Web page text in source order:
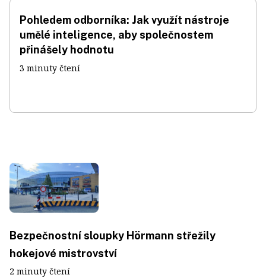
Pohledem odborníka: Jak využít nástroje
umělé inteligence, aby společnostem
přinášely hodnotu
3 minuty čtení
Bezpečnostní sloupky Hörmann střežily
hokejové mistrovství
2 minuty čtení